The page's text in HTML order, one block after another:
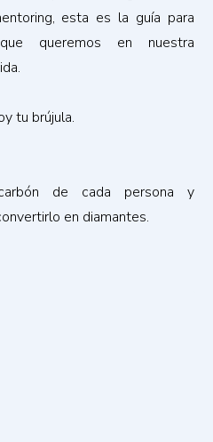
esta es la guía para
queremos en nuestra
tu brújula.
de cada persona y
en diamantes.